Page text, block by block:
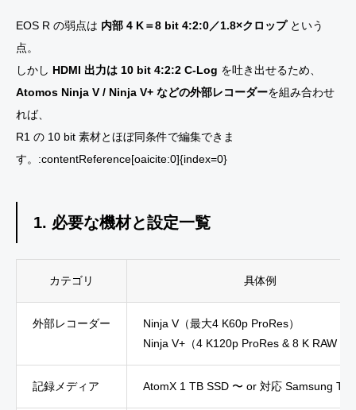
EOS R の弱点は 内部 4 K＝8 bit 4:2:0／1.8×クロップという
点。
しかし HDMI 出力は 10 bit 4:2:2 C-Log を吐き出せるため、
Atomos Ninja V / Ninja V+ などの外部レコーダーを組み合わせ
れば、
R1 の 10 bit 素材とほぼ同条件で編集できま
す。:contentReference[oaicite:0]{index=0}
1. 必要な機材と設定一覧
カテゴリ 具体例
外部レコーダー
Ninja V（最大4 K60p ProRes）
Ninja V+（4 K120p ProRes & 8 K RAW 対
記録メディア AtomX 1 TB SSD 〜 or 対応 Samsung T5